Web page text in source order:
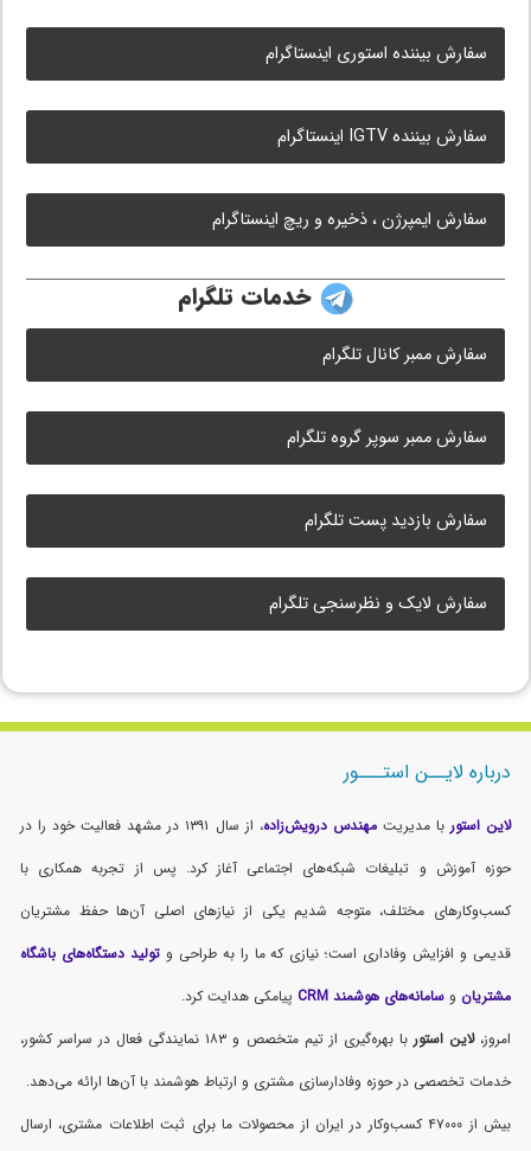
سفارش بیننده استوری اینستاگرام
سفارش بیننده IGTV اینستاگرام
سفارش ایمپرژن ، ذخیره و ریچ اینستاگرام
خدمات تلگرام
سفارش ممبر کانال تلگرام
سفارش ممبر سوپر گروه تلگرام
سفارش بازدید پست تلگرام
سفارش لایک و نظرسنجی تلگرام